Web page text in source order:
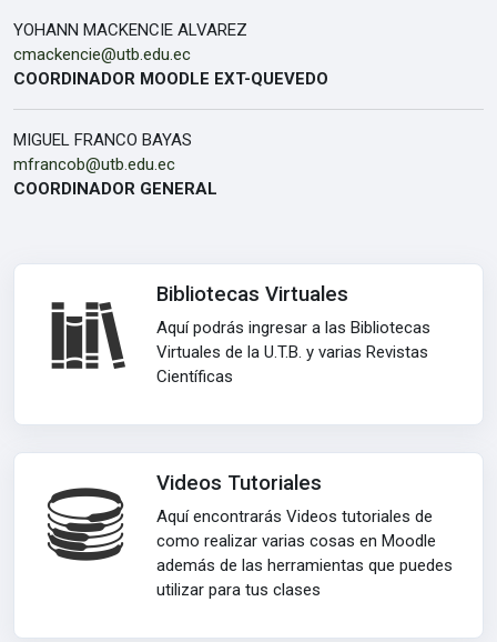
YOHANN MACKENCIE ALVAREZ
cmackencie@utb.edu.ec
COORDINADOR MOODLE EXT-QUEVEDO
MIGUEL FRANCO BAYAS
mfrancob@utb.edu.ec
COORDINADOR GENERAL
Bibliotecas Virtuales
Aquí podrás ingresar a las Bibliotecas
Virtuales de la U.T.B. y varias Revistas
Científicas
Videos Tutoriales
Aquí encontrarás Videos tutoriales de
como realizar varias cosas en Moodle
además de las herramientas que puedes
utilizar para tus clases